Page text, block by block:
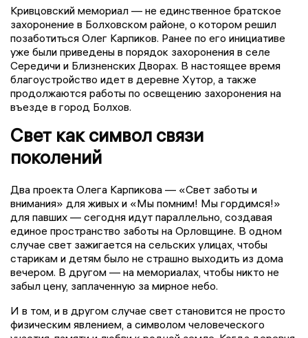
Кривцовский мемориал — не единственное братское
захоронение в Болховском районе, о котором решил
позаботиться Олег Карпиков. Ранее по его инициативе
уже были приведены в порядок захоронения в селе
Середичи и Близненских Дворах. В настоящее время
благоустройство идет в деревне Хутор, а также
продолжаются работы по освещению захоронения на
въезде в город Болхов.
Свет как символ связи
поколений
Два проекта Олега Карпикова — «Свет заботы и
внимания» для живых и «Мы помним! Мы гордимся!»
для павших — сегодня идут параллельно, создавая
единое пространство заботы на Орловщине. В одном
случае свет зажигается на сельских улицах, чтобы
старикам и детям было не страшно выходить из дома
вечером. В другом — на мемориалах, чтобы никто не
забыл цену, заплаченную за мирное небо.
И в том, и в другом случае свет становится не просто
физическим явлением, а символом человеческого